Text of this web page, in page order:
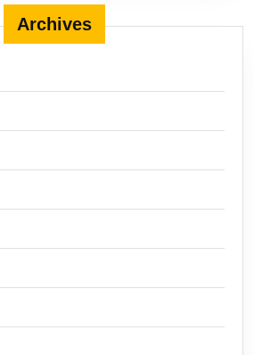
Archives